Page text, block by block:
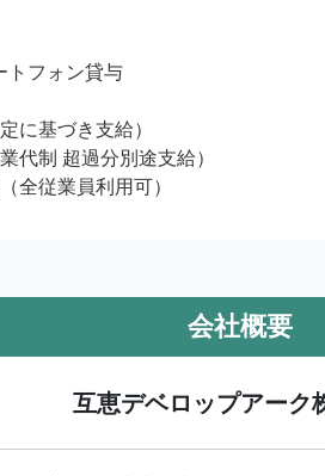
トフォン貸与
に基づき支給）
代制 超過分別途支給）
全従業員利用可）
会社概要
互恵デベロップアーク